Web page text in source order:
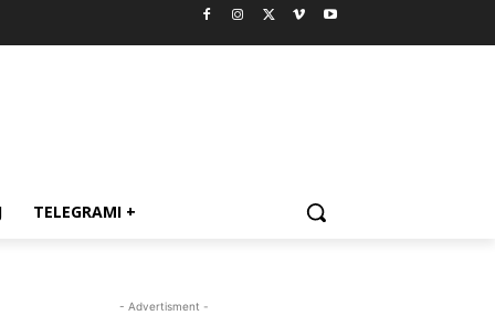
TELEGRAMI +
- Advertisment -